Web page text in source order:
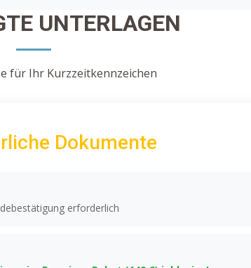
UNTERLAGEN
für Ihr Kurzzeitkennzeichen
Dokumente
erforderlich